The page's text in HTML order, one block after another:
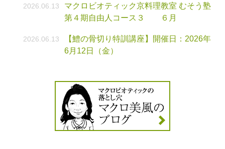
2026.06.13
マクロビオティック京料理教室 むそう塾
第４期自由人コース３ ６月
2026.06.13
【鱧の骨切り特訓講座】開催日：2026年
6月12日（金）